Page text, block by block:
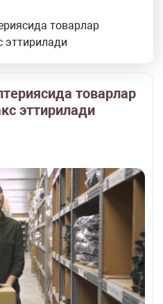
товарлар
эттирилади
товарлар
эттирилади